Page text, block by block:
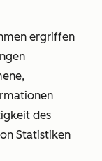
ergriffen
des
Statistiken